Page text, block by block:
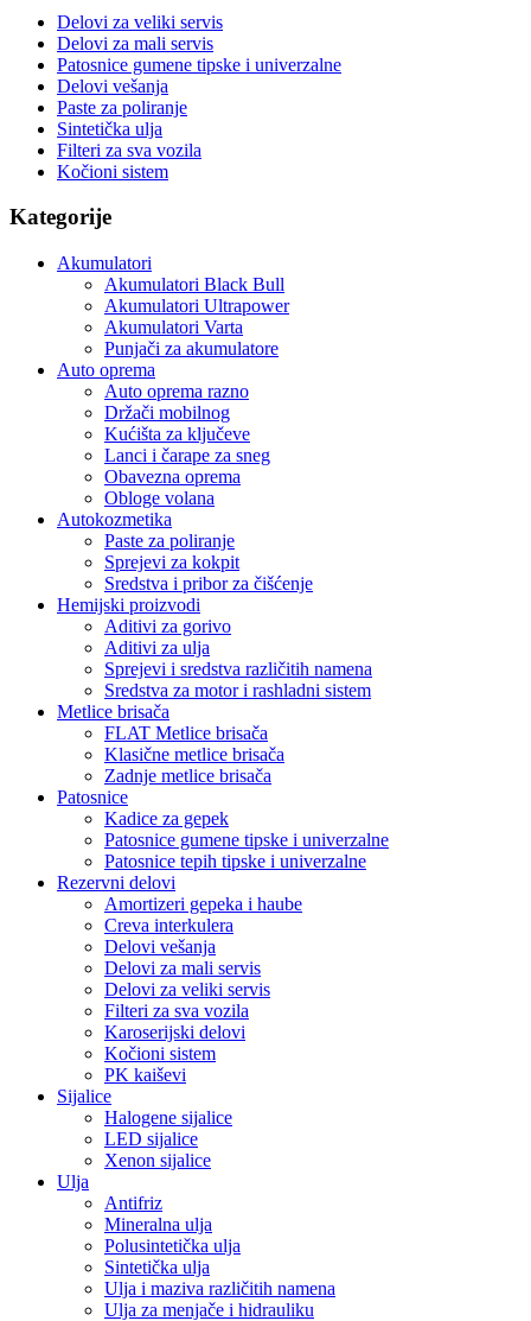
Delovi za veliki servis
Delovi za mali servis
Patosnice gumene tipske i univerzalne
Delovi vešanja
Paste za poliranje
Sintetička ulja
Filteri za sva vozila
Kočioni sistem
Kategorije
Akumulatori
Akumulatori Black Bull
Akumulatori Ultrapower
Akumulatori Varta
Punjači za akumulatore
Auto oprema
Auto oprema razno
Držači mobilnog
Kućišta za ključeve
Lanci i čarape za sneg
Obavezna oprema
Obloge volana
Autokozmetika
Paste za poliranje
Sprejevi za kokpit
Sredstva i pribor za čišćenje
Hemijski proizvodi
Aditivi za gorivo
Aditivi za ulja
Sprejevi i sredstva različitih namena
Sredstva za motor i rashladni sistem
Metlice brisača
FLAT Metlice brisača
Klasične metlice brisača
Zadnje metlice brisača
Patosnice
Kadice za gepek
Patosnice gumene tipske i univerzalne
Patosnice tepih tipske i univerzalne
Rezervni delovi
Amortizeri gepeka i haube
Creva interkulera
Delovi vešanja
Delovi za mali servis
Delovi za veliki servis
Filteri za sva vozila
Karoserijski delovi
Kočioni sistem
PK kaiševi
Sijalice
Halogene sijalice
LED sijalice
Xenon sijalice
Ulja
Antifriz
Mineralna ulja
Polusintetička ulja
Sintetička ulja
Ulja i maziva različitih namena
Ulja za menjače i hidrauliku